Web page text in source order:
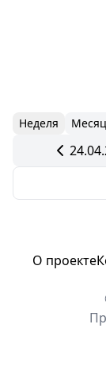
Неделя Месяц
О проекте